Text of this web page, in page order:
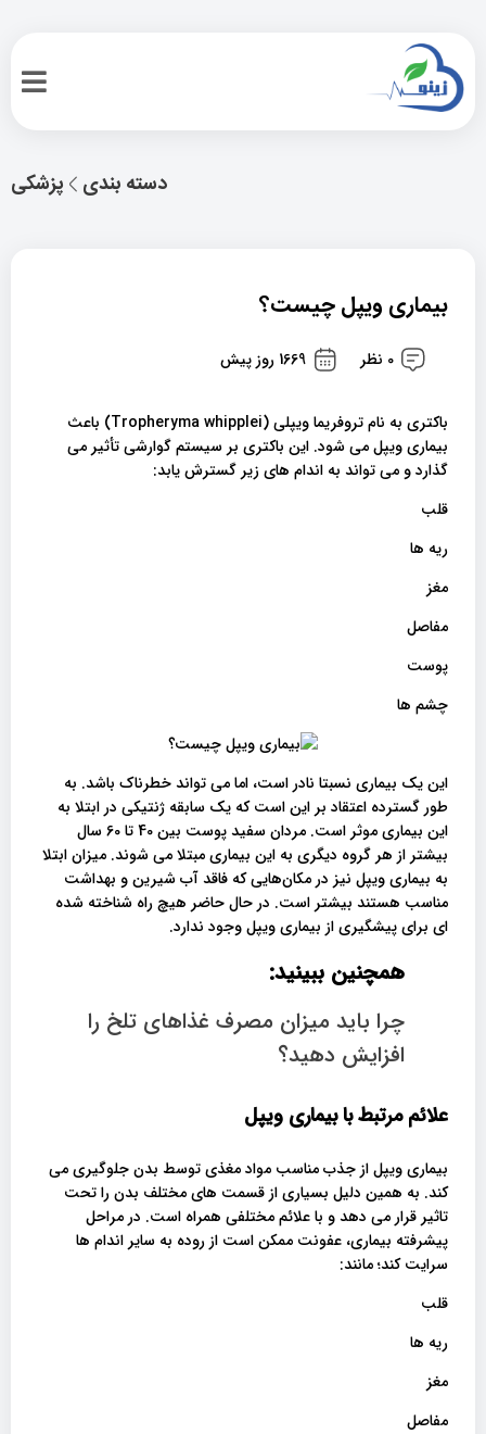
پزشکی دسته بندی
بیماری ویپل چیست؟
0 نظر 1669 روز پیش
باکتری به نام تروفریما ویپلی (Tropheryma whipplei) باعث
بیماری ویپل می شود. این باکتری بر سیستم گوارشی تأثیر می
گذارد و می تواند به اندام های زیر گسترش یابد:
قلب
ریه ها
مغز
مفاصل
پوست
چشم ها
این یک بیماری نسبتا نادر است، اما می تواند خطرناک باشد. به
طور گسترده اعتقاد بر این است که یک سابقه ژنتیکی در ابتلا به
این بیماری موثر است. مردان سفید پوست بین 40 تا 60 سال
بیشتر از هر گروه دیگری به این بیماری مبتلا می شوند. میزان ابتلا
به بیماری ویپل نیز در مکان‌هایی که فاقد آب شیرین و بهداشت
مناسب هستند بیشتر است. در حال حاضر هیچ راه شناخته شده
ای برای پیشگیری از بیماری ویپل وجود ندارد.
همچنین ببینید:
چرا باید میزان مصرف غذاهای تلخ را
افزایش دهید؟
علائم مرتبط با بیماری ویپل
بیماری ویپل از جذب مناسب مواد مغذی توسط بدن جلوگیری می
کند. به همین دلیل بسیاری از قسمت های مختلف بدن را تحت
تاثیر قرار می دهد و با علائم مختلفی همراه است. در مراحل
پیشرفته بیماری، عفونت ممکن است از روده به سایر اندام ها
سرایت کند؛ مانند:
قلب
ریه ها
مغز
مفاصل